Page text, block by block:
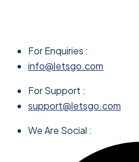
For Enquiries :
info@letsgo.com
For Support :
support@letsgo.com
We Are Social :